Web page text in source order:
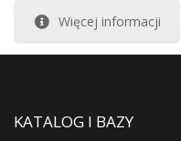
Więcej informacji
KATALOG I BAZY